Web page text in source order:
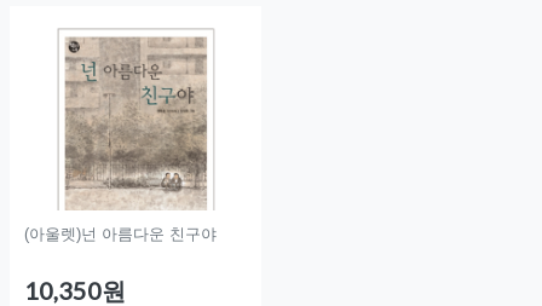
(아울렛)넌 아름다운 친구야
10,350원